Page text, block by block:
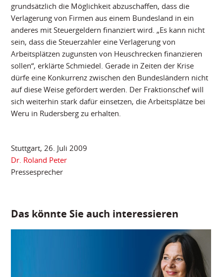
grundsätzlich die Möglichkeit abzuschaffen, dass die
Verlagerung von Firmen aus einem Bundesland in ein
anderes mit Steuergeldern finanziert wird. „Es kann nicht
sein, dass die Steuerzahler eine Verlagerung von
Arbeitsplätzen zugunsten von Heuschrecken finanzieren
sollen“, erklärte Schmiedel. Gerade in Zeiten der Krise
dürfe eine Konkurrenz zwischen den Bundesländern nicht
auf diese Weise gefördert werden. Der Fraktionschef will
sich weiterhin stark dafür einsetzen, die Arbeitsplätze bei
Weru in Rudersberg zu erhalten.
Stuttgart, 26. Juli 2009
Dr. Roland Peter
Pressesprecher
Das könnte Sie auch interessieren